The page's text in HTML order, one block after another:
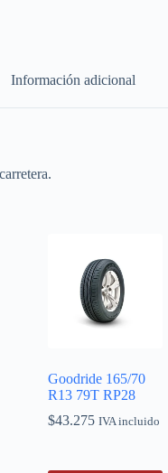
Información adicional
Goodride 165/70
R13 79T RP28
$43.275 IVA incluido